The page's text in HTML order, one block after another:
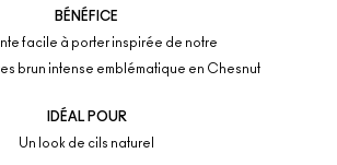
BÉNÉFICE
facile à porter inspirée de notre
brun intense emblématique en Chesnut
IDÉAL POUR
Un look de cils naturel